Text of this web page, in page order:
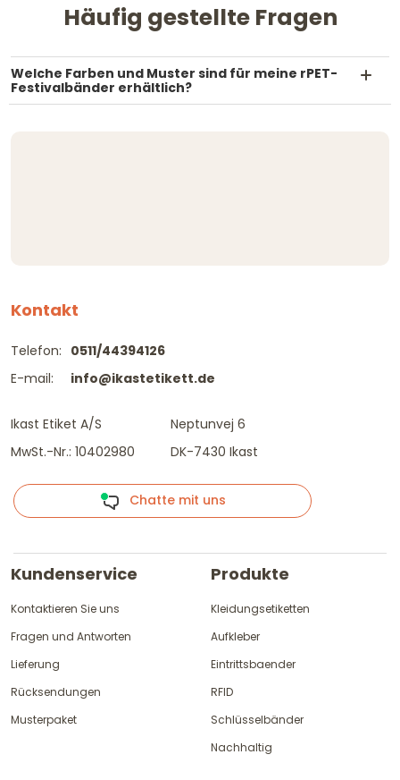
Häufig gestellte Fragen
Welche Farben und Muster sind für meine rPET-
Festivalbänder erhältlich?
Kontakt
Telefon:
E-mail:
0511/44394126
info@ikastetikett.de
Ikast Etiket A/S
MwSt.-Nr.: 10402980
Neptunvej 6
DK-7430 Ikast
Chatte mit uns
Kundenservice
Kontaktieren Sie uns
Fragen und Antworten
Lieferung
Rücksendungen
Musterpaket
Produkte
Kleidungsetiketten
Aufkleber
Eintrittsbaender
RFID
Schlüsselbänder
Nachhaltig